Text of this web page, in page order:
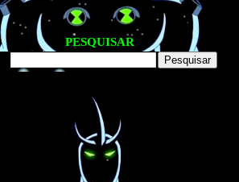
PESQUISAR